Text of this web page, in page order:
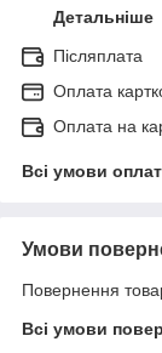
Детальніше
Післяплата
Оплата
Оплата на
Всі умови
Умови
Повернення
Всі умови